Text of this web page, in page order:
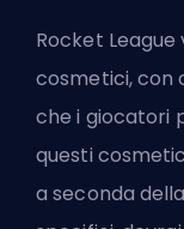
Rocket
cosmetici, con
che i giocatori
questi
a seconda